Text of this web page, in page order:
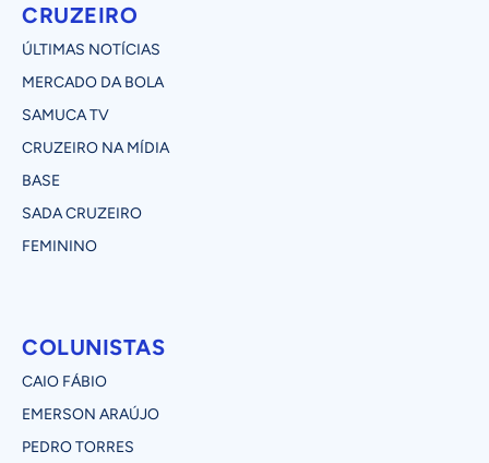
CRUZEIRO
ÚLTIMAS NOTÍCIAS
MERCADO DA BOLA
SAMUCA TV
CRUZEIRO NA MÍDIA
BASE
SADA CRUZEIRO
FEMININO
COLUNISTAS
CAIO FÁBIO
EMERSON ARAÚJO
PEDRO TORRES